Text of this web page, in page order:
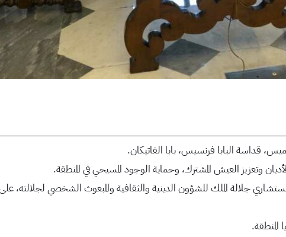
قداسة البابا فرنسيس، بابا الفاتيكان.
وتعزيز العيش المشترك، وحماية الوجود المسيحي في المنطقة.
جلالة الملك للشؤون الدينية والثقافية والمبعوث الشخصي